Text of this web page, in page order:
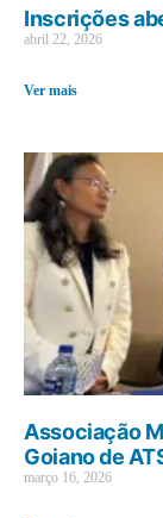
Inscrições
abril 22, 2026
Ver mais
Associação
Goiano de
março 16, 2026